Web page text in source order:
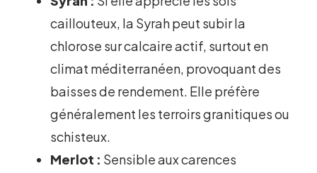
caillouteux, la Syrah peut subir la
chlorose sur calcaire actif, surtout en
climat méditerranéen, provoquant des
baisses de rendement. Elle préfère
généralement les terroirs granitiques ou
schisteux.
Merlot : Sensible aux carences